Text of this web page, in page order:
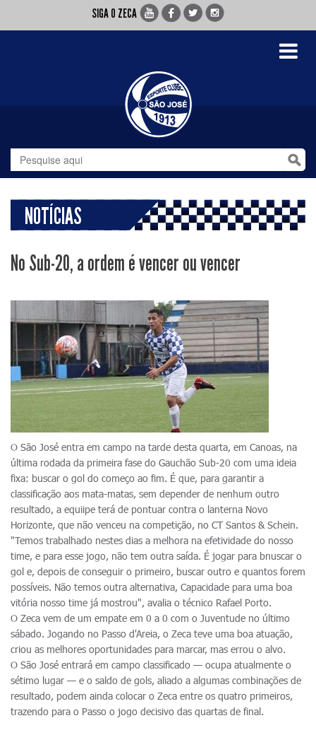
SIGA O ZECA
Toggle
NOTÍCIAS
No Sub-20, a ordem é vencer ou vencer
O São José entra em campo na tarde desta quarta, em Canoas, na
última rodada da primeira fase do Gauchão Sub-20 com uma ideia
fixa: buscar o gol do começo ao fim. É que, para garantir a
classificação aos mata-matas, sem depender de nenhum outro
resultado, a equiipe terá de pontuar contra o lanterna Novo
Horizonte, que não venceu na competição, no CT Santos & Schein.
"Temos trabalhado nestes dias a melhora na efetividade do nosso
time, e para esse jogo, não tem outra saída. É jogar para bnuscar o
gol e, depois de conseguir o primeiro, buscar outro e quantos forem
possíveis. Não temos outra alternativa, Capacidade para uma boa
vitória nosso time já mostrou", avalia o técnico Rafael Porto.
O Zeca vem de um empate em 0 a 0 com o Juventude no último
sábado. Jogando no Passo d'Areia, o Zeca teve uma boa atuação,
criou as melhores oportunidades para marcar, mas errou o alvo.
O São José entrará em campo classificado — ocupa atualmente o
sétimo lugar — e o saldo de gols, aliado a algumas combinações de
resultado, podem ainda colocar o Zeca entre os quatro primeiros,
trazendo para o Passo o jogo decisivo das quartas de final.